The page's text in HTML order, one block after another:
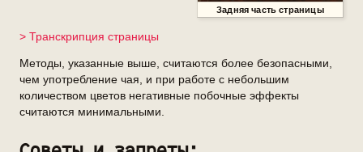
Задняя часть страницы
> Транскрипция страницы
Методы, указанные выше, считаются более безопасными,
чем употребление чая, и при работе с небольшим
количеством цветов негативные побочные эффекты
считаются минимальными.